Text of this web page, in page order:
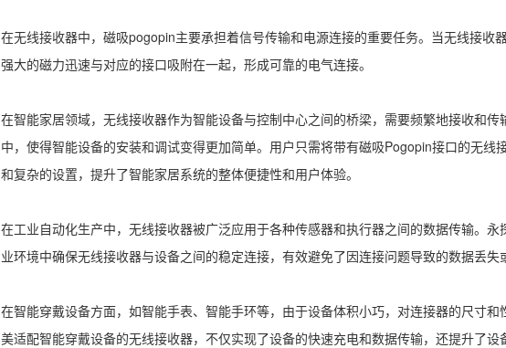
在无线接收器中， 磁吸pogopin主要承担着信号传输和电源连接的重要任务。当无线接收
强大的磁力迅速与对应的接口吸附在一起，形成可靠的电气连接。
在智能家居领域，无线接收器作为智能设备与控制中心之间的桥梁，需要频繁地接收和传
中，使得智能设备的安装和调试变得更加简单。用户只需将带有磁吸Pogopin接口的无
和复杂的设置，提升了智能家居系统的整体便捷性和用户体验。
在工业自动化生产中，无线接收器被广泛应用于各种传感器和执行器之间的数据传输。永
业环境中确保无线接收器与设备之间的稳定连接，有效避免了因连接问题导致的数据丢失
在智能穿戴设备方面，如智能手表、智能手环等，由于设备体积小巧，对连接器的尺寸和
美适配智能穿戴设备的无线接收器，不仅实现了设备的快速充电和数据传输，还提升了设